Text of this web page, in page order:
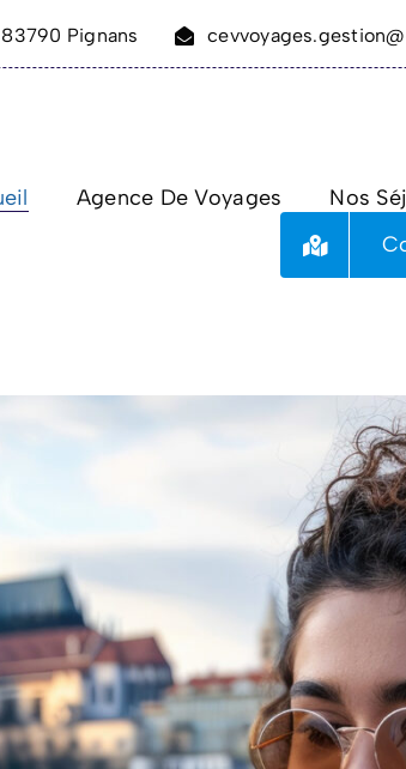
Pignans
Agence De Voyages Nos